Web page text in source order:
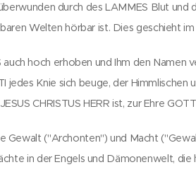
durch des LAMMES Blut und
Welten hörbar ist. Dies geschieht im
auch hoch erhoben und Ihm den Namen
jedes Knie sich beuge, der Himmlischen
CHRISTUS HERR ist, zur Ehre
Gewalt ("Archonten") und Macht
in der Engels und Dämonenwelt, die